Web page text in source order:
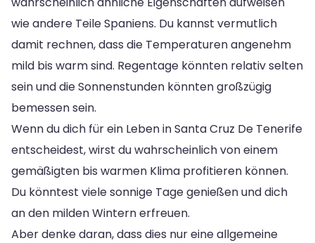
wie andere Teile Spaniens. Du kannst vermutlich
damit rechnen, dass die Temperaturen angenehm
mild bis warm sind. Regentage könnten relativ selten
sein und die Sonnenstunden könnten großzügig
bemessen sein.
Wenn du dich für ein Leben in Santa Cruz De Tenerife
entscheidest, wirst du wahrscheinlich von einem
gemäßigten bis warmen Klima profitieren können.
Du könntest viele sonnige Tage genießen und dich
an den milden Wintern erfreuen.
Aber denke daran, dass dies nur eine allgemeine